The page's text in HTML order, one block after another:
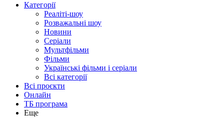
Категорії
Реаліті-шоу
Розважальні шоу
Новини
Серіали
Мультфільми
Фільми
Українські фільми і серіали
Всі категорії
Всі проєкти
Онлайн
ТБ програма
Еще